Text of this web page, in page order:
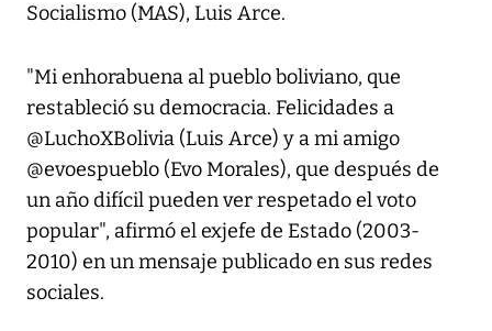
Socialismo (MAS), Luis Arce.
"Mi enhorabuena al pueblo boliviano, que
restableció su democracia. Felicidades a
@LuchoXBolivia (Luis Arce) y a mi amigo
@evoespueblo (Evo Morales), que después de
un año difícil pueden ver respetado el voto
popular", afirmó el exjefe de Estado (2003-
2010) en un mensaje publicado en sus redes
sociales.